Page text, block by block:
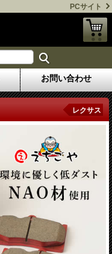
PCサイト
お問い合わせ
レクサス